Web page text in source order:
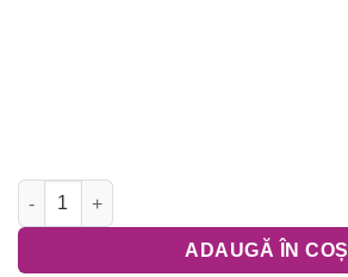
Cantitate Invitatii de Nunta - PS19307
ADAUGĂ ÎN COȘ